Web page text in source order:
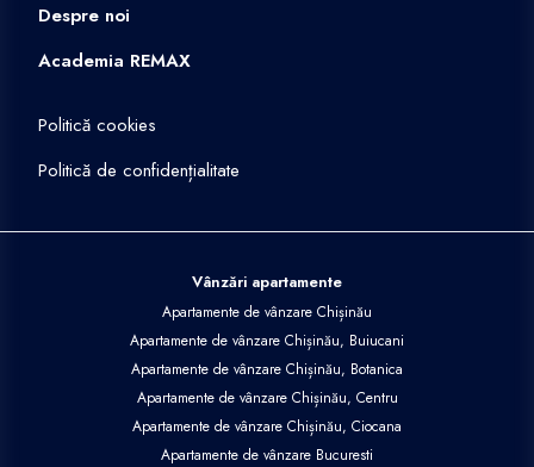
Despre noi
Academia REMAX
Politică cookies
Politică de confidențialitate
Vânzări apartamente
Apartamente de vânzare Chișinău
Apartamente de vânzare Chișinău, Buiucani
Apartamente de vânzare Chișinău, Botanica
Apartamente de vânzare Chișinău, Centru
Apartamente de vânzare Chișinău, Ciocana
Apartamente de vânzare Bucuresti